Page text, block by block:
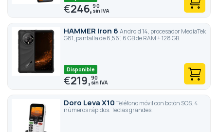
€246,90
HAMMER Iron 6 Android 14, procesador MediaTek
G81, pantalla de 6,56", 6 GB de RAM + 128 GB.
Disponible
€219,90
Doro Leva X10 Teléfono móvil con botón SOS. 4
números rápidos. Teclas grandes.